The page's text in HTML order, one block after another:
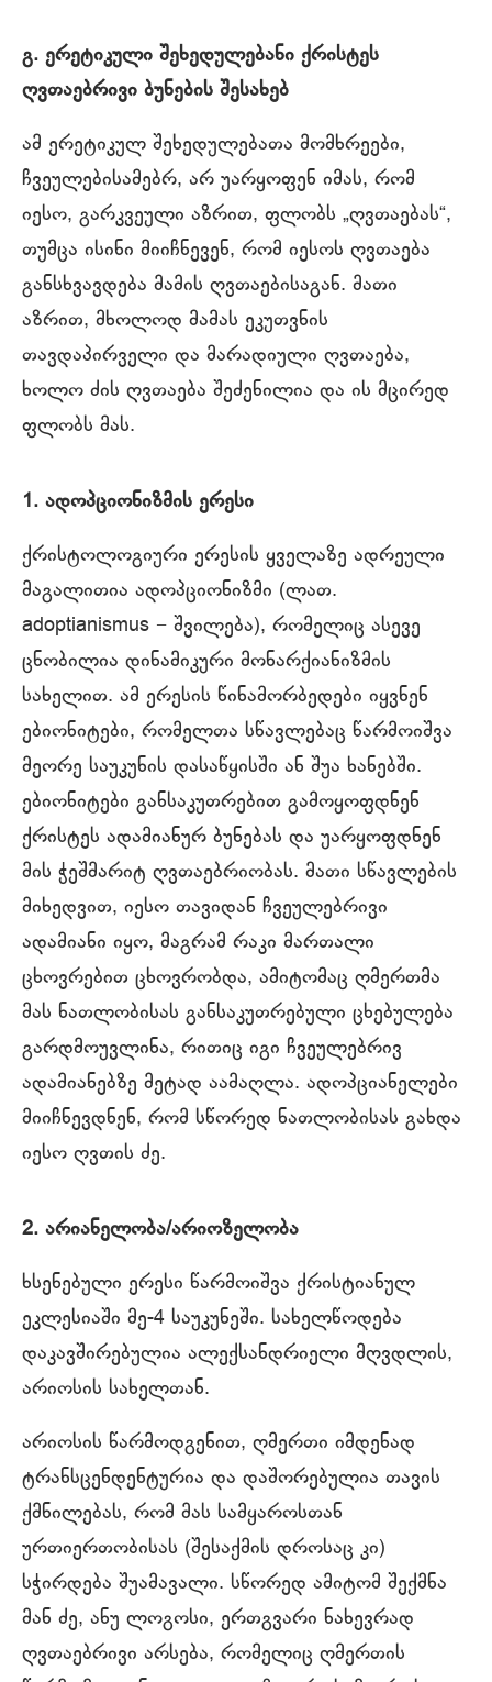
გ. ერეტიკული შეხედულებანი ქრისტეს
ღვთაებრივი ბუნების შესახებ
ამ ერეტიკულ შეხედულებათა მომხრეები,
ჩვეულებისამებრ, არ უარყოფენ იმას, რომ
იესო, გარკვეული აზრით, ფლობს „ღვთაებას“,
თუმცა ისინი მიიჩნევენ, რომ იესოს ღვთაება
განსხვავდება მამის ღვთაებისაგან. მათი
აზრით, მხოლოდ მამას ეკუთვნის
თავდაპირველი და მარადიული ღვთაება,
ხოლო ძის ღვთაება შეძენილია და ის მცირედ
ფლობს მას.
1. ადოპციონიზმის ერესი
ქრისტოლოგიური ერესის ყველაზე ადრეული
მაგალითია ადოპციონიზმი (ლათ.
adoptianismus − შვილება), რომელიც ასევე
ცნობილია დინამიკური მონარქიანიზმის
სახელით. ამ ერესის წინამორბედები იყვნენ
ებიონიტები, რომელთა სწავლებაც წარმოიშვა
მეორე საუკუნის დასაწყისში ან შუა ხანებში.
ებიონიტები განსაკუთრებით გამოყოფდნენ
ქრისტეს ადამიანურ ბუნებას და უარყოფდნენ
მის ჭეშმარიტ ღვთაებრიობას. მათი სწავლების
მიხედვით, იესო თავიდან ჩვეულებრივი
ადამიანი იყო, მაგრამ რაკი მართალი
ცხოვრებით ცხოვრობდა, ამიტომაც ღმერთმა
მას ნათლობისას განსაკუთრებული ცხებულება
გარდმოუვლინა, რითიც იგი ჩვეულებრივ
ადამიანებზე მეტად აამაღლა. ადოპციანელები
მიიჩნევდნენ, რომ სწორედ ნათლობისას გახდა
იესო ღვთის ძე.
2. არიანელობა/არიოზელობა
ხსენებული ერესი წარმოიშვა ქრისტიანულ
ეკლესიაში მე-4 საუკუნეში. სახელწოდება
დაკავშირებულია ალექსანდრიელი მღვდლის,
არიოსის სახელთან.
არიოსის წარმოდგენით, ღმერთი იმდენად
ტრანსცენდენტურია და დაშორებულია თავის
ქმნილებას, რომ მას სამყაროსთან
ურთიერთობისას (შესაქმის დროსაც კი)
სჭირდება შუამავალი. სწორედ ამიტომ შექმნა
მან ძე, ანუ ლოგოსი, ერთგვარი ნახევრად
ღვთაებრივი არსება, რომელიც ღმერთის